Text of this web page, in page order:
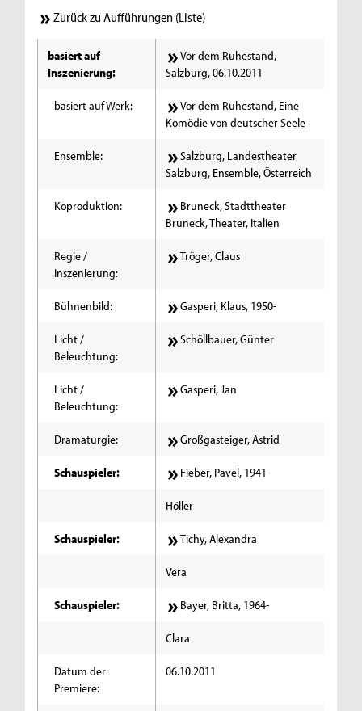
Zurück zu Aufführungen (Liste)
basiert auf
Inszenierung:
Vor dem Ruhestand,
Salzburg, 06.10.2011
basiert auf Werk:
Vor dem Ruhestand, Eine
Komödie von deutscher Seele
Ensemble:
Salzburg, Landestheater
Salzburg, Ensemble, Österreich
Koproduktion:
Bruneck, Stadttheater
Bruneck, Theater, Italien
Regie /
Inszenierung:
Tröger, Claus
Bühnenbild: Gasperi, Klaus, 1950-
Licht /
Beleuchtung:
Schöllbauer, Günter
Licht /
Beleuchtung:
Gasperi, Jan
Dramaturgie: Großgasteiger, Astrid
Schauspieler: Fieber, Pavel, 1941-
Höller
Schauspieler: Tichy, Alexandra
Vera
Schauspieler: Bayer, Britta, 1964-
Clara
Datum der
Premiere:
06.10.2011